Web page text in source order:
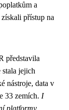
a
přístup na
představila
stala jejich
nástroje, data v
33 zemích. I